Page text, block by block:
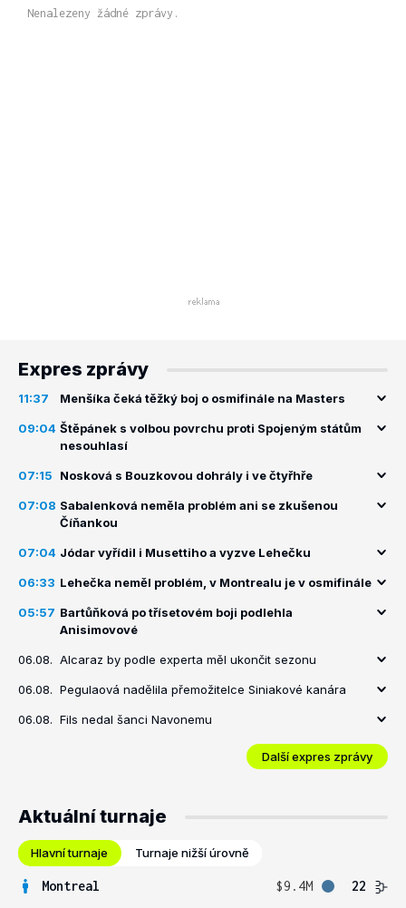
Nenalezeny žádné zprávy.
Expres zprávy
11:37 Menšíka čeká těžký boj o osmifinále na Masters
09:04 Štěpánek s volbou povrchu proti Spojeným státům
nesouhlasí
07:15 Nosková s Bouzkovou dohrály i ve čtyřhře
07:08 Sabalenková neměla problém ani se zkušenou
Číňankou
07:04 Jódar vyřídil i Musettiho a vyzve Lehečku
06:33 Lehečka neměl problém, v Montrealu je v osmifinále
05:57 Bartůňková po třísetovém boji podlehla
Anisimovové
06.08. Alcaraz by podle experta měl ukončit sezonu
06.08. Pegulaová nadělila přemožitelce Siniakové kanára
06.08. Fils nedal šanci Navonemu
Další expres zprávy
Aktuální turnaje
Hlavní turnaje Turnaje nižší úrovně
Montreal $9.4M
22